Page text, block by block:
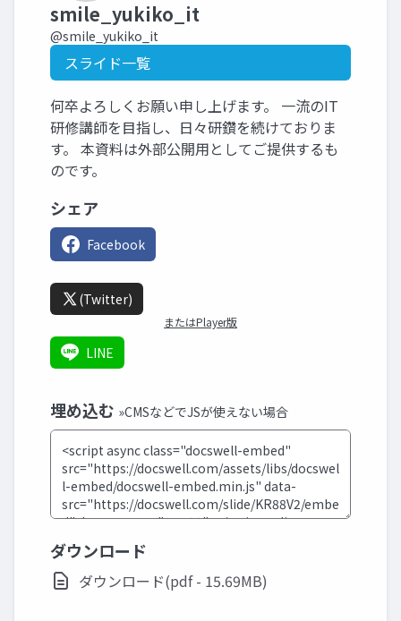
smile_yukiko_it
@smile_yukiko_it
スライド一覧
何卒よろしくお願い申し上げます。 一流のIT
研修講師を目指し、日々研鑽を続けておりま
す。 本資料は外部公開用としてご提供するも
のです。
シェア
Facebook
(Twitter)
またはPlayer版
LINE
埋め込む »CMSなどでJSが使えない場合
ダウンロード
ダウンロード(pdf - 15.69MB)